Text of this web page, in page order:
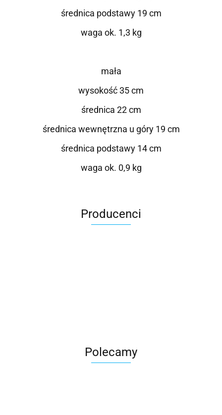
średnica podstawy 19 cm
waga ok. 1,3 kg
mała
wysokość 35 cm
średnica 22 cm
średnica wewnętrzna u góry 19 cm
średnica podstawy 14 cm
waga ok. 0,9 kg
Producenci
Polecamy